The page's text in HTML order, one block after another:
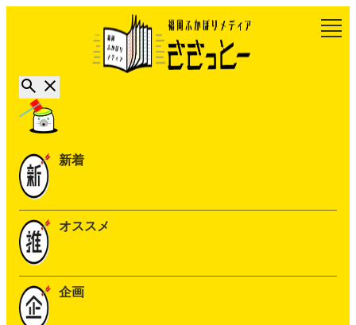
新着
オススメ
企画